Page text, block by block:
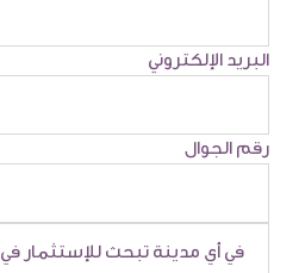
البريد الإلكتروني
رقم الجوال